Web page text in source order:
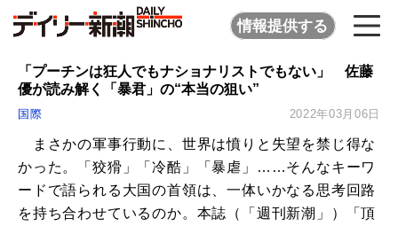
情報提供する
「プーチンは狂人でもナショナリストでもない」 佐藤
優が読み解く「暴君」の“本当の狙い”
国際 2022年03月06日
まさかの軍事行動に、世界は憤りと失望を禁じ得な
かった。「狡猾」「冷酷」「暴虐」……そんなキーワ
ードで語られる大国の首領は、一体いかなる思考回路
を持ち合わせているのか。本誌（「週刊新潮」）「頂